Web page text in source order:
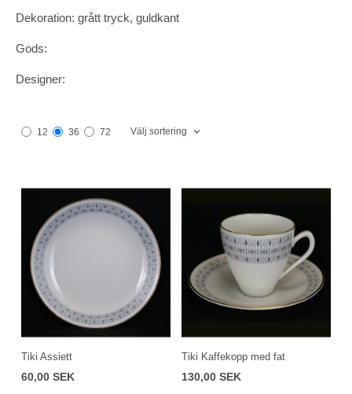
Dekoration: grått tryck, guldkant
Gods:
Designer:
12 36 72 Välj sortering
Tiki Assiett
60,00 SEK
Tiki Kaffekopp med fat
130,00 SEK